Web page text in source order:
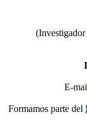
E-
Formamos parte del